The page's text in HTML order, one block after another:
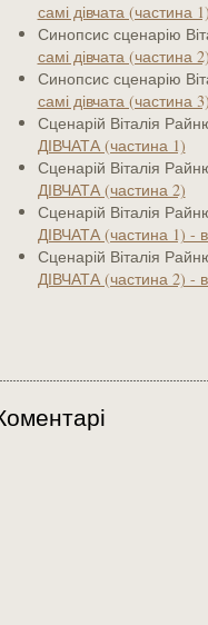
самі дівчата (частина
Синопсис сценарію
самі дівчата (частина
Синопсис сценарію
самі дівчата (частина
Сценарій Віталія
ДІВЧАТА (частина 1)
Сценарій Віталія
ДІВЧАТА (частина 2)
Сценарій Віталія
ДІВЧАТА (частина 1) -
Сценарій Віталія
ДІВЧАТА (частина 2) -